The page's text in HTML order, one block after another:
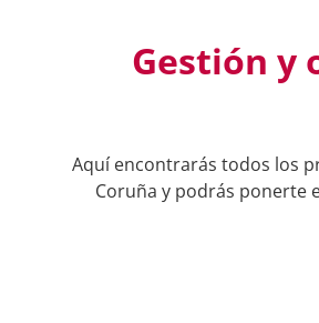
Gestión y
Aquí encontrarás todos los
Coruña y podrás ponerte